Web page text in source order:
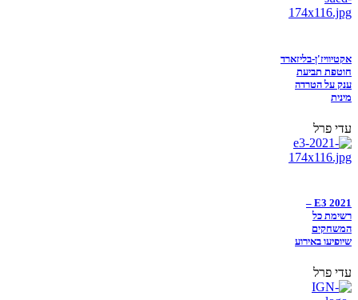
אקטיוויז'ן-בליזארד
חוטפת תביעת
ענק על הטרדה
מינית
עדי פרל
E3 2021 –
רשימת כל
המשחקים
שיופיעו באירוע
עדי פרל